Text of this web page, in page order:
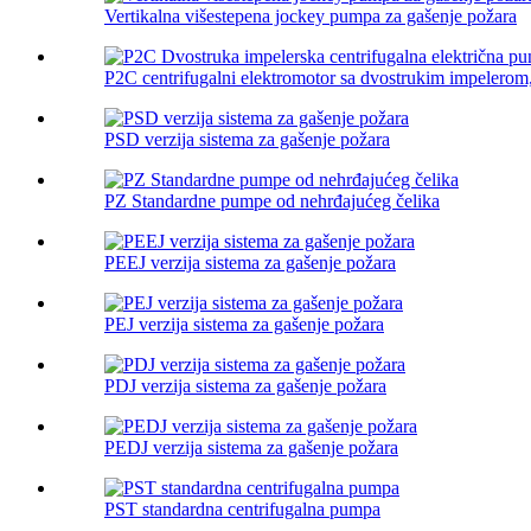
Vertikalna višestepena jockey pumpa za gašenje požara
P2C centrifugalni elektromotor sa dvostrukim
PSD verzija sistema za gašenje požara
PZ Standardne pumpe od nehrđajućeg čelika
PEEJ verzija sistema za gašenje požara
PEJ verzija sistema za gašenje požara
PDJ verzija sistema za gašenje požara
PEDJ verzija sistema za gašenje požara
PST standardna centrifugalna pumpa